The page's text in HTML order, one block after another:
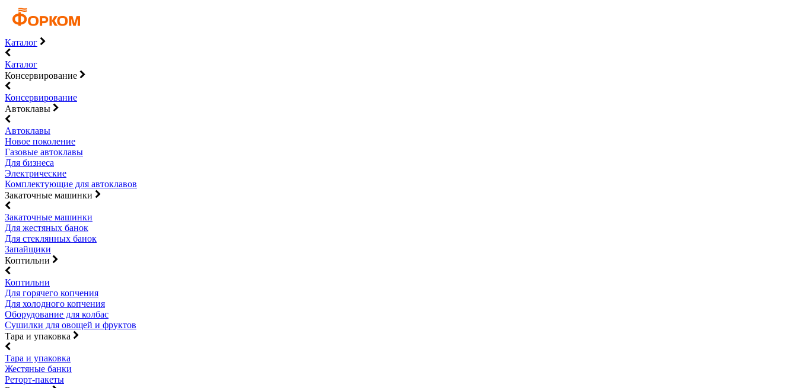
Каталог
Каталог
Консервирование
Консервирование
Автоклавы
Автоклавы
Новое поколение
Газовые автоклавы
Для бизнеса
Электрические
Комплектующие для автоклавов
Закаточные машинки
Закаточные машинки
Для жестяных банок
Для стеклянных банок
Запайщики
Коптильни
Коптильни
Для горячего копчения
Для холодного копчения
Оборудование для колбас
Сушилки для овощей и фруктов
Тара и упаковка
Тара и упаковка
Жестяные банки
Реторт-пакеты